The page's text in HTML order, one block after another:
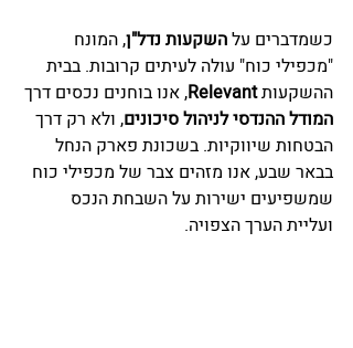
כשמדברים על השקעות נדל"ן, המונח
"מכפילי כוח" עולה לעיתים קרובות. בבית
ההשקעות Relevant, אנו בוחנים נכסים דרך
המודל ההנדסי לניהול סיכונים, ולא רק דרך
הבטחות שיווקיות. בשכונת פארק הנחל
בבאר שבע, אנו מזהים צבר של מכפילי כוח
שמשפיעים ישירות על השבחת הנכס
ועליית הערך הצפויה.